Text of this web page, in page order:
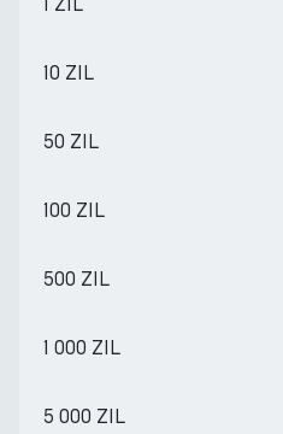
10 ZIL
50 ZIL
100 ZIL
500 ZIL
1 000 ZIL
5 000 ZIL